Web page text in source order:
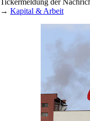
Tickermeldung der
→ Kapital & Arbeit